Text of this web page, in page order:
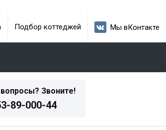
Подбор коттеджей Мы вКонтакте
Звоните!
89-000-44